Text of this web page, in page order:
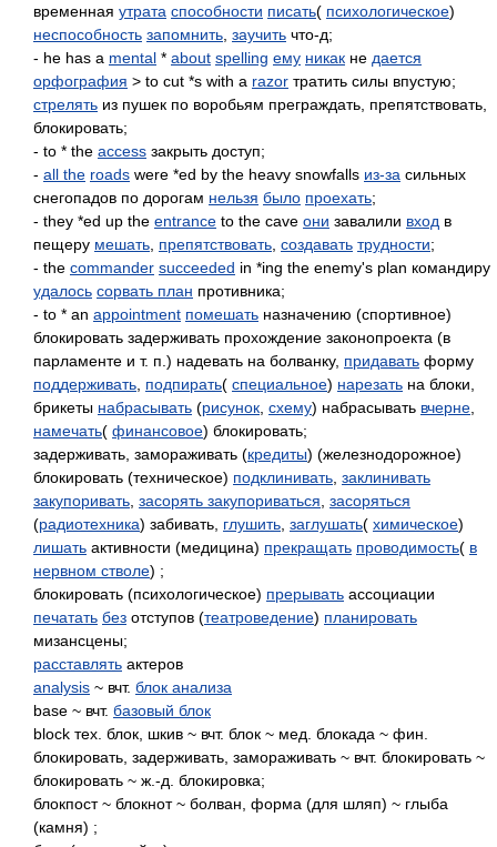
временная утрата способности писать( психологическое)
неспособность запомнить заучить что-д;
- he has a mental * about spelling ему никак не дается
орфография > to cut *s with a razor тратить силы впустую;
стрелять из пушек по воробьям преграждать, препятствовать,
блокировать;
- to * the access закрыть доступ;
- all the roads were *ed by the heavy snowfalls из-за сильных
снегопадов по дорогам нельзя было проехать;
- they *ed up the entrance to the cave они завалили вход в
пещеру мешать препятствовать создавать трудности;
- the commander succeeded in *ing the enemy's plan командиру
удалось сорвать план противника;
- to * an appointment помешать назначению (спортивное)
блокировать задерживать прохождение законопроекта (в
парламенте и т. п.) надевать на болванку, придавать форму
поддерживать подпирать( специальное) нарезать на блоки,
брикеты набрасывать (рисунок схему) набрасывать вчерне
намечать( финансовое) блокировать;
задерживать, замораживать (кредиты) (железнодорожное)
блокировать (техническое) подклинивать заклинивать
закупоривать засорять закупориваться засоряться
(радиотехника) забивать, глушить заглушать( химическое)
лишать активности (медицина) прекращать проводимость( в
нервном стволе) ;
блокировать (психологическое) прерывать ассоциации
печатать без отступов (театроведение) планировать
мизансцены;
расставлять актеров
analysis ~ вчт. блок анализа
base ~ вчт. базовый блок
block тех. блок, шкив ~ вчт. блок ~ мед. блокада ~ фин.
блокировать, задерживать, замораживать ~ вчт. блокировать ~
блокировать ~ ж.-д. блокировка;
блокпост ~ блокнот ~ болван, форма (для шляп) ~ глыба
(камня) ;